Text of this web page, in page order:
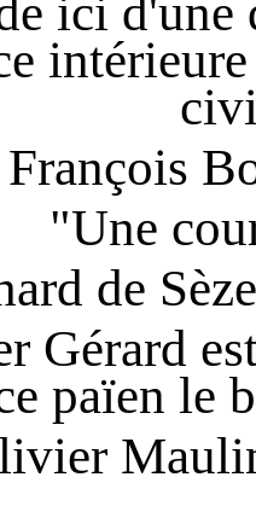
ici d'une
François
"Une
de
Gérard
païen le